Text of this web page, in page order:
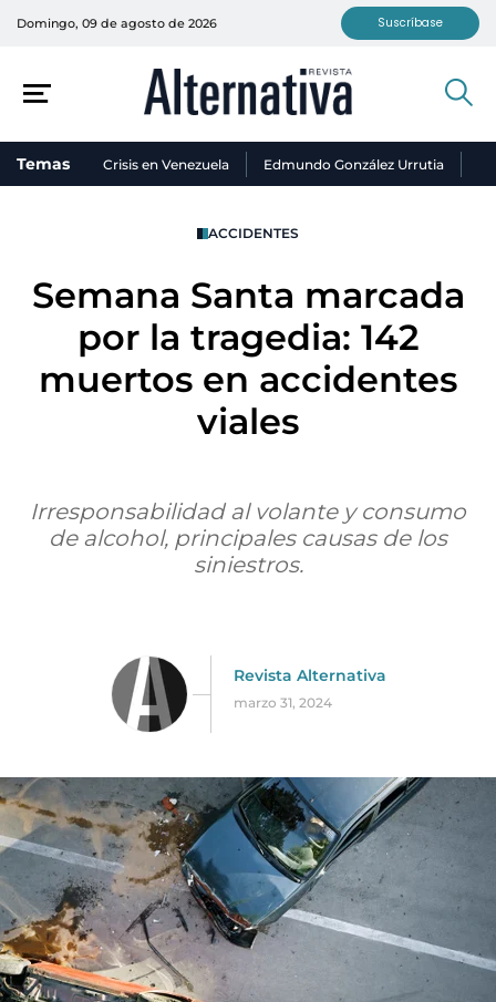
Domingo, 09 de agosto de 2026 Suscríbase
Temas Crisis en Venezuela Edmundo González Urrutia
ACCIDENTES
Semana Santa marcada
por la tragedia: 142
muertos en accidentes
viales
Irresponsabilidad al volante y consumo
de alcohol, principales causas de los
siniestros.
Revista Alternativa
marzo 31, 2024